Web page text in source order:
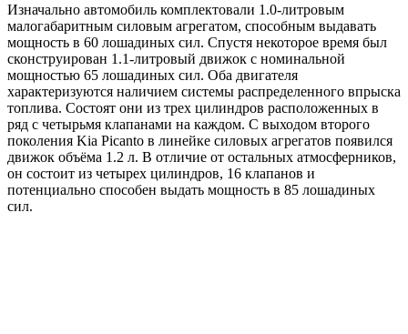
Изначально автомобиль комплектовали 1.0-литровым
малогабаритным силовым агрегатом, способным выдавать
мощность в 60 лошадиных сил. Спустя некоторое время был
сконструирован 1.1-литровый движок с номинальной
мощностью 65 лошадиных сил. Оба двигателя
характеризуются наличием системы распределенного впрыска
топлива. Состоят они из трех цилиндров расположенных в
ряд с четырьмя клапанами на каждом. С выходом второго
поколения Kia Picanto в линейке силовых агрегатов появился
движок объёма 1.2 л. В отличие от остальных атмосферников,
он состоит из четырех цилиндров, 16 клапанов и
потенциально способен выдать мощность в 85 лошадиных
сил.